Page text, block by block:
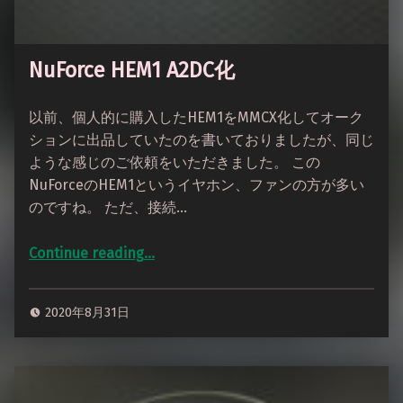
NuForce HEM1 A2DC化
以前、個人的に購入したHEM1をMMCX化してオーク
ションに出品していたのを書いておりましたが、同じ
ような感じのご依頼をいただきました。 この
NuForceのHEM1というイヤホン、ファンの方が多い
のですね。 ただ、接続…
Continue reading…
2020年8月31日